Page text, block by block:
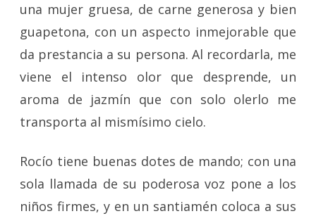
una mujer gruesa, de carne generosa y bien
guapetona, con un aspecto inmejorable que
da prestancia a su persona. Al recordarla, me
viene el intenso olor que desprende, un
aroma de jazmín que con solo olerlo me
transporta al mismísimo cielo.
Rocío tiene buenas dotes de mando; con una
sola llamada de su poderosa voz pone a los
niños firmes, y en un santiamén coloca a sus